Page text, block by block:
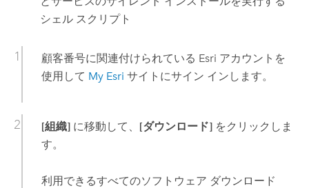
シェル スクリプト
顧客番号に関連付けられている Esri アカウントを
使用して My Esri サイトにサイン インします。
[組織]に移動して、 [ダウンロード]をクリックしま
す。
利用できるすべてのソフトウェア ダウンロード